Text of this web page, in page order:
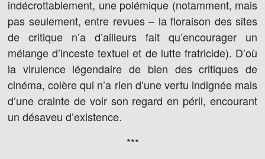
indécrottablement, une polémique (notamment, mais
pas seulement, entre revues – la floraison des sites
de critique n’a d’ailleurs fait qu’encourager un
mélange d’inceste textuel et de lutte fratricide). D’où
la virulence légendaire de bien des critiques de
cinéma, colère qui n’a rien d’une vertu indignée mais
d’une crainte de voir son regard en péril, encourant
un désaveu d’existence.
***